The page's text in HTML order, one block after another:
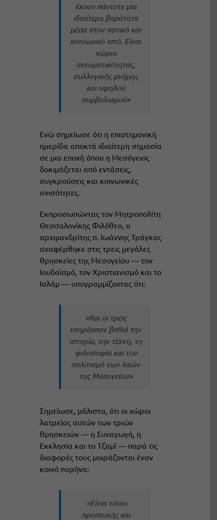
έχουν πάντοτε μια
ιδιαίτερη βαρύτητα
μέσα στον αστικό και
κοινωνικό ιστό. Είναι
χώροι
πνευματικότητας,
συλλογικής μνήμης
και υψηλού
συμβολισμού»
Ενώ σημείωσε ότι η επιστημονική
ημερίδα αποκτά ιδιαίτερη σημασία
σε μια εποχή όπου η Μεσόγειος
δοκιμάζεται από εντάσεις,
συγκρούσεις και κοινωνικές
ανισότητες.
Εκπροσωπώντας τον Μητροπολίτη
Θεσσαλονίκης Φιλόθεο, ο
αρχιμανδρίτης π. Ιωάννης Τράγκας
αναφέρθηκε στις τρεις μεγάλες
θρησκείες της Μεσογείου — τον
Ιουδαϊσμό, τον Χριστιανισμό και το
Ισλάμ — υπογραμμίζοντας ότι:
«Και οι τρεις
επηρέασαν βαθιά την
ιστορία, την τέχνη, τη
φιλοσοφία και τον
πολιτισμό των λαών
της Μεσογείου»
Σημείωσε, μάλιστα, ότι οι χώροι
λατρείας αυτών των τριών
θρησκειών — η Συναγωγή, η
Εκκλησία και το Τζαμί — παρά τις
διαφορές τους μοιράζονται έναν
κοινό πυρήνα:
«Είναι τόποι
προσευχής και